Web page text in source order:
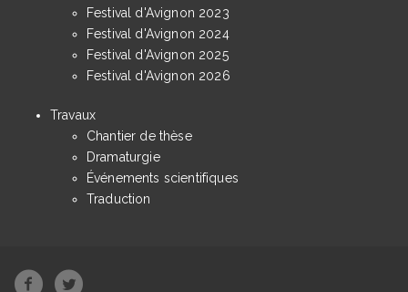
Festival d'Avignon 2023
Festival d'Avignon 2024
Festival d'Avignon 2025
Festival d'Avignon 2026
Travaux
Chantier de thèse
Dramaturgie
Événements scientifiques
Traduction